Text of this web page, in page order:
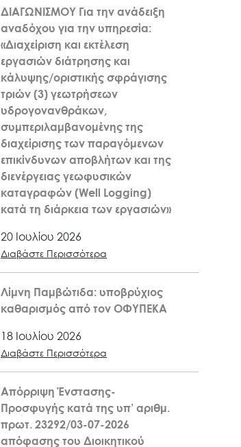
ΔΙΑΓΩΝΙΣΜΟΥ Για την ανάδειξη
αναδόχου για την υπηρεσία:
«Διαχείριση και εκτέλεση
εργασιών διάτρησης και
κάλυψης/οριστικής σφράγισης
τριών (3) γεωτρήσεων
υδρογονανθράκων,
συμπεριλαμβανομένης της
διαχείρισης των παραγόμενων
επικίνδυνων αποβλήτων και της
διενέργειας γεωφυσικών
καταγραφών (Well Logging)
κατά τη διάρκεια των εργασιών»
20 Ιουλίου 2026
Διαβάστε Περισσότερα
Λίμνη Παμβώτιδα: υποβρύχιος
καθαρισμός από τον ΟΦΥΠΕΚΑ
18 Ιουλίου 2026
Διαβάστε Περισσότερα
Απόρριψη Ένστασης-
Προσφυγής κατά της υπ’ αριθμ.
πρωτ. 23292/03-07-2026
απόφασης του Διοικητικού